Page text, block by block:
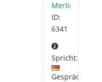
Merlina
ID:
6341
Spricht:
Gespräche: